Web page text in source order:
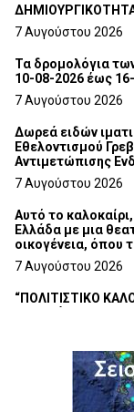
7 Αυγούστου 2026
Τα δρομολόγια των
10-08-2026 έως
7 Αυγούστου 2026
Δωρεά ειδών
Εθελοντισμού
Αντιμετώπισης
Τμήματος Γρεβενών
7 Αυγούστου 2026
Αυτό το
Ελλάδα με μια
7 Αυγούστου 2026
“ΠΟΛΙΤΙΣΤΙΚΟ
Υπογραφή
Δυτικής
6 Αυγούστου 2026